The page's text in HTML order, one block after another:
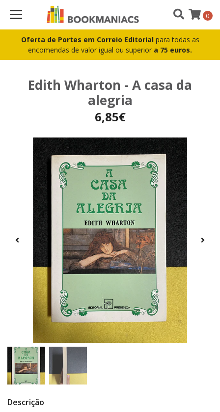
Oferta de Portes em Correio Editorial para todas as
encomendas de valor igual ou superior a 75 euros.
0
Edith Wharton - A casa da
alegria
6,85€
Descrição